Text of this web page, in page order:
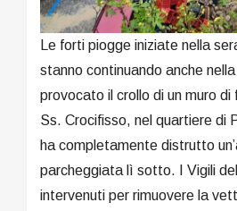
Le forti piogge iniziate nella
stanno continuando anche
provocato il crollo di un muro di
Ss. Crocifisso, nel quartiere di
ha completamente distrutto
parcheggiata lì sotto. I Vigili
intervenuti per rimuovere la